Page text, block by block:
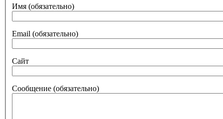
Имя (обязательно)
Email (обязательно)
Сайт
Сообщение (обязательно)